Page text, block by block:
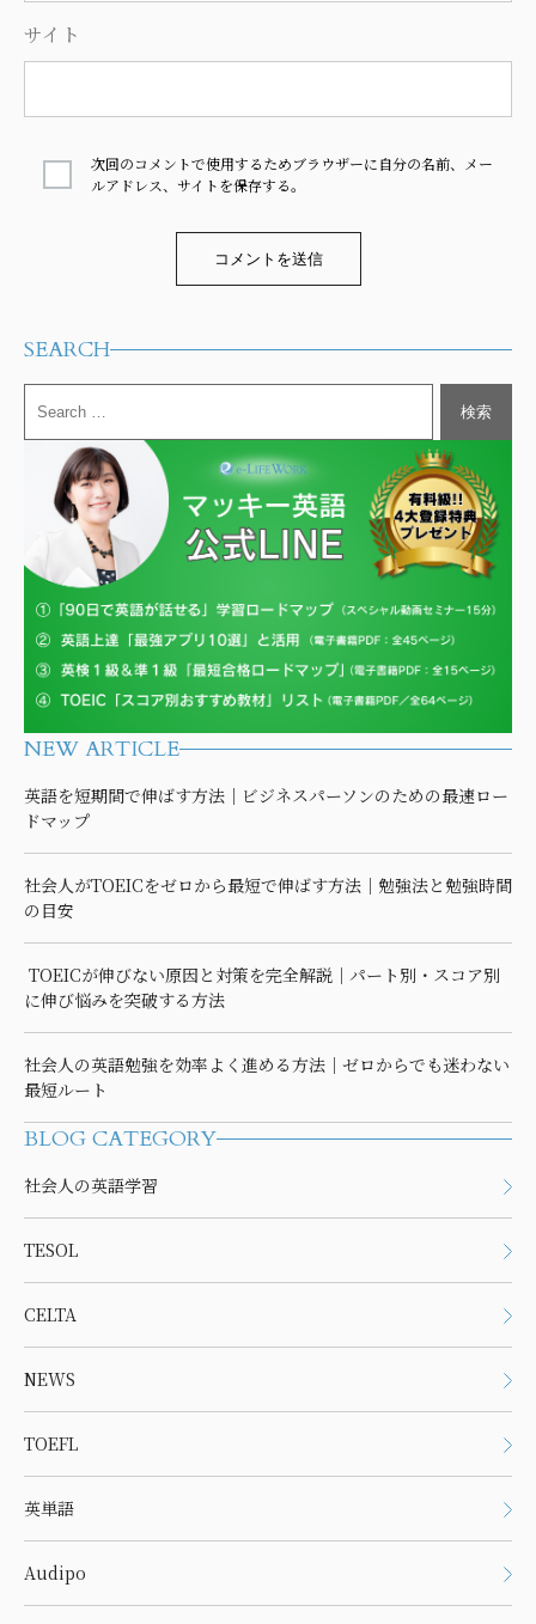
サイト
次回のコメントで使用するためブラウザーに自分の名前、メー
ルアドレス、サイトを保存する。
SEARCH
NEW ARTICLE
英語を短期間で伸ばす方法｜ビジネスパーソンのための最速ロー
ドマップ
社会人がTOEICをゼロから最短で伸ばす方法｜勉強法と勉強時間
の目安
TOEICが伸びない原因と対策を完全解説｜パート別・スコア別
に伸び悩みを突破する方法
社会人の英語勉強を効率よく進める方法｜ゼロからでも迷わない
最短ルート
BLOG CATEGORY
社会人の英語学習
TESOL
CELTA
NEWS
TOEFL
英単語
Audipo